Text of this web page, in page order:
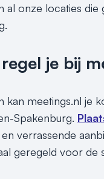
al onze locaties
je bij
kan meetings.nl je
Spakenburg.
verrassende
geregeld voor de